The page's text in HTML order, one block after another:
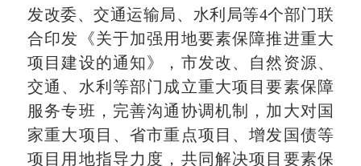
发改委、交通运输局、水利局等4个部门联
合印发《关于加强用地要素保障推进重大
项目建设的通知》，市发改、自然资源、
交通、水利等部门成立重大项目要素保障
服务专班，完善沟通协调机制，加大对国
家重大项目、省市重点项目、增发国债等
项目用地指导力度，共同解决项目要素保